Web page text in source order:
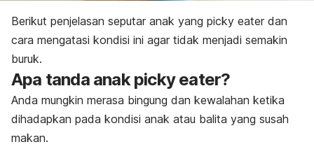
Berikut penjelasan seputar anak yang picky eater dan
cara mengatasi kondisi ini agar tidak menjadi semakin
buruk.
Apa tanda anakpicky eater?
Anda mungkin merasa bingung dan kewalahan ketika
dihadapkan pada kondisi anak atau balita yang susah
makan.